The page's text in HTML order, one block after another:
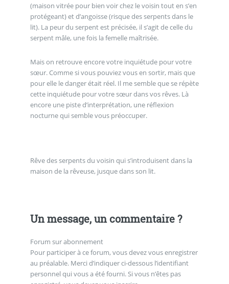
(maison vitrée pour bien voir chez le voisin tout en s’en
protégeant) et d’angoisse (risque des serpents dans le
lit). La peur du serpent est précisée, il s’agit de celle du
serpent mâle, une fois la femelle maîtrisée.
Mais on retrouve encore votre inquiétude pour votre
sœur. Comme si vous pouviez vous en sortir, mais que
pour elle le danger était réel. Il me semble que se répète
cette inquiétude pour votre sœur dans vos rêves. Là
encore une piste d’interprétation, une réflexion
nocturne qui semble vous préoccuper.
Rêve des serpents du voisin qui s’introduisent dans la
maison de la rêveuse, jusque dans son lit.
Un message, un commentaire ?
Forum sur abonnement
Pour participer à ce forum, vous devez vous enregistrer
au préalable. Merci d’indiquer ci-dessous l’identifiant
personnel qui vous a été fourni. Si vous n’êtes pas